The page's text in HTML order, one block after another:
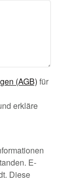
(AGB) für
erkläre
E-
Diese